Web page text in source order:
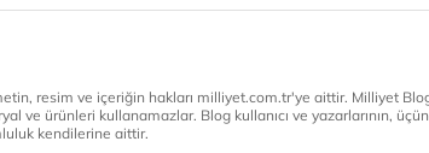
resim ve içeriğin hakları milliyet.com.tr'ye aittir. Milliyet
ve ürünleri kullanamazlar. Blog kullanıcı ve yazarlarının,
kendilerine aittir.